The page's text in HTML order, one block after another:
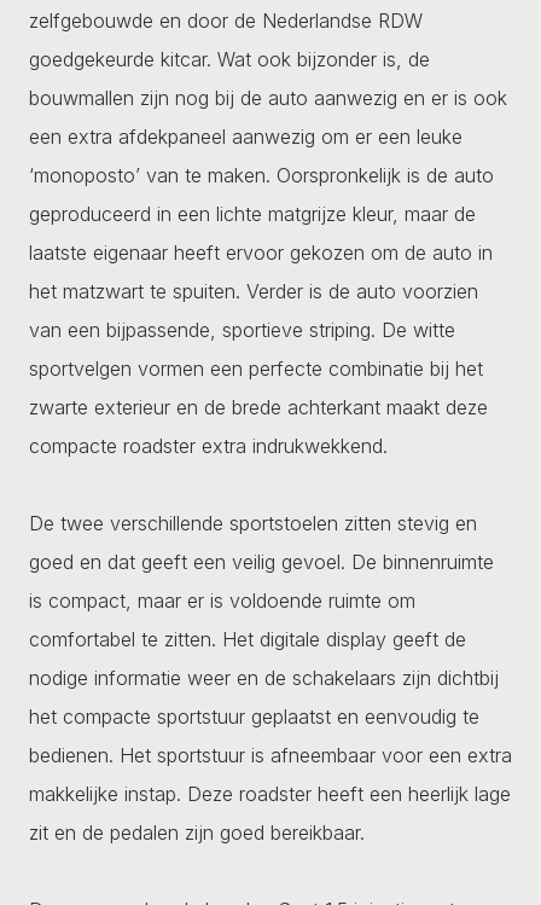
zelfgebouwde en door de Nederlandse RDW
goedgekeurde kitcar. Wat ook bijzonder is, de
bouwmallen zijn nog bij de auto aanwezig en er is ook
een extra afdekpaneel aanwezig om er een leuke
‘monoposto’ van te maken. Oorspronkelijk is de auto
geproduceerd in een lichte matgrijze kleur, maar de
laatste eigenaar heeft ervoor gekozen om de auto in
het matzwart te spuiten. Verder is de auto voorzien
van een bijpassende, sportieve striping. De witte
sportvelgen vormen een perfecte combinatie bij het
zwarte exterieur en de brede achterkant maakt deze
compacte roadster extra indrukwekkend.
De twee verschillende sportstoelen zitten stevig en
goed en dat geeft een veilig gevoel. De binnenruimte
is compact, maar er is voldoende ruimte om
comfortabel te zitten. Het digitale display geeft de
nodige informatie weer en de schakelaars zijn dichtbij
het compacte sportstuur geplaatst en eenvoudig te
bedienen. Het sportstuur is afneembaar voor een extra
makkelijke instap. Deze roadster heeft een heerlijk lage
zit en de pedalen zijn goed bereikbaar.